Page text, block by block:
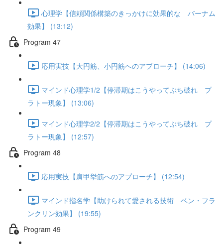
心理学【信頼関係構築のきっかけに効果的な バーナム
効果】 (13:12)
Program 47
応用実技【大円筋、小円筋へのアプローチ】 (14:06)
マインド心理学1/2【停滞期はこうやってぶち破れ プ
ラトー現象】 (13:06)
マインド心理学2/2【停滞期はこうやってぶち破れ プ
ラトー現象】 (12:57)
Program 48
応用実技【肩甲挙筋へのアプローチ】 (12:54)
マインド指名学【助けられて愛される技術 ベン・フラ
ンクリン効果】 (19:55)
Program 49